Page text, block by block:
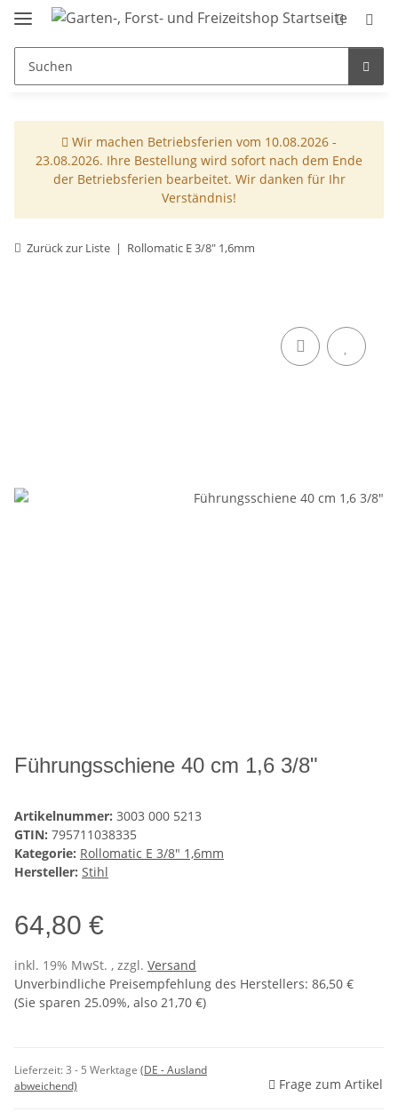
Wir machen Betriebsferien vom 10.08.2026 -
23.08.2026. Ihre Bestellung wird sofort nach dem Ende
der Betriebsferien bearbeitet. Wir danken für Ihr
Verständnis!
Zurück zur Liste Rollomatic E 3/8" 1,6mm
Führungsschiene 40 cm 1,6 3/8"
Artikelnummer: 3003 000 5213
GTIN: 795711038335
Kategorie: Rollomatic E 3/8" 1,6mm
Hersteller: Stihl
64,80 €
inkl. 19% MwSt. , zzgl. Versand
Unverbindliche Preisempfehlung des Herstellers: 86,50 €
(Sie sparen 25.09%, also 21,70 €)
Lieferzeit:3 - 5 Werktage (DE - Ausland
abweichend)
Frage zum Artikel